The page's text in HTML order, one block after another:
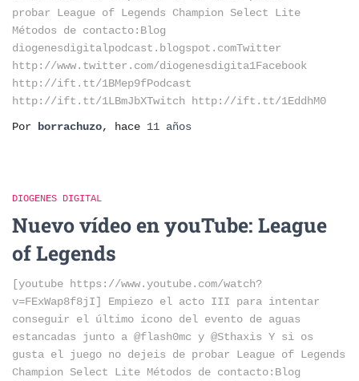
probar League of Legends Champion Select Lite
Métodos de contacto:Blog
diogenesdigitalpodcast.blogspot.comTwitter
http://www.twitter.com/diogenesdigita1Facebook
http://ift.tt/1BMep9fPodcast
http://ift.tt/1LBmJbXTwitch http://ift.tt/1EddhM0
Por
borrachuzo, hace 11 años
DIOGENES DIGITAL
Nuevo vídeo en youTube: League
of Legends
[youtube https://www.youtube.com/watch?
v=FExWap8f8jI] Empiezo el acto III para intentar
conseguir el último icono del evento de aguas
estancadas junto a @flash0mc y @Sthaxis Y si os
gusta el juego no dejeis de probar League of Legends
Champion Select Lite Métodos de contacto:Blog